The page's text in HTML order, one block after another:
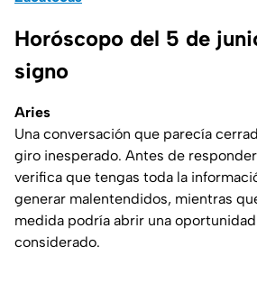
Horóscopo del 5 de
signo
Aries
Una conversación que parecía
giro inesperado. Antes de
verifica que tengas toda la
generar malentendidos, mientras
medida podría abrir una
considerado.